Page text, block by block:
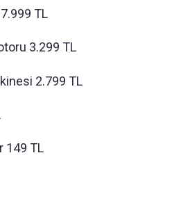
TL
3.299 TL
2.799 TL
149 TL